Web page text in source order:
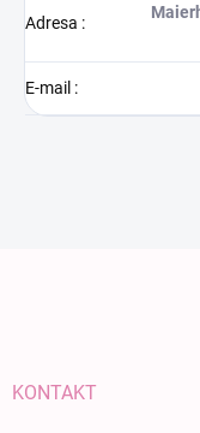
Adresa :
E-mail :
KONTAKT